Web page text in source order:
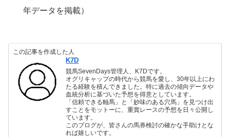
年データを掲載）
この記事を作成した人
K7D
競馬SevenDays管理人、K7Dです。
オグリキャップの時代から競馬を愛し、30年以上にわ
たる経験を積んできました。特に過去の傾向データや
血統分析に基づいた予想を得意としています。
「信頼できる軸馬」と「妙味のある穴馬」を見つけ出
すことをモットーに、重賞レースの予想を日々公開し
ています。
このブログが、皆さんの馬券検討の確かな手助けとな
れば嬉しいです。